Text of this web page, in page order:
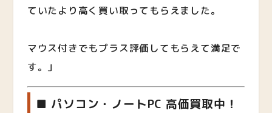
ていたより高く買い取ってもらえました。
マウス付きでもプラス評価してもらえて満足で
す。」
■ パソコン・ノートPC 高価買取中！